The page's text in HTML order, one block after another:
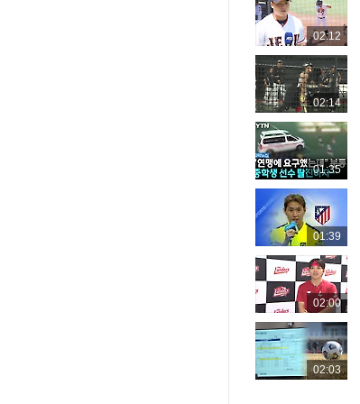
02:12
02:14
01:35
01:39
02:00
02:03